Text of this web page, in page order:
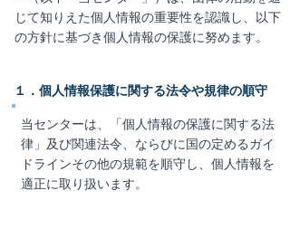
じて知りえた個人情報の重要性を認識し、以下
の方針に基づき個人情報の保護に努めます。
１．個人情報保護に関する法令や規律の順守
当センターは、「個人情報の保護に関する法
律」及び関連法令、ならびに国の定めるガイ
ドラインその他の規範を順守し、個人情報を
適正に取り扱います。